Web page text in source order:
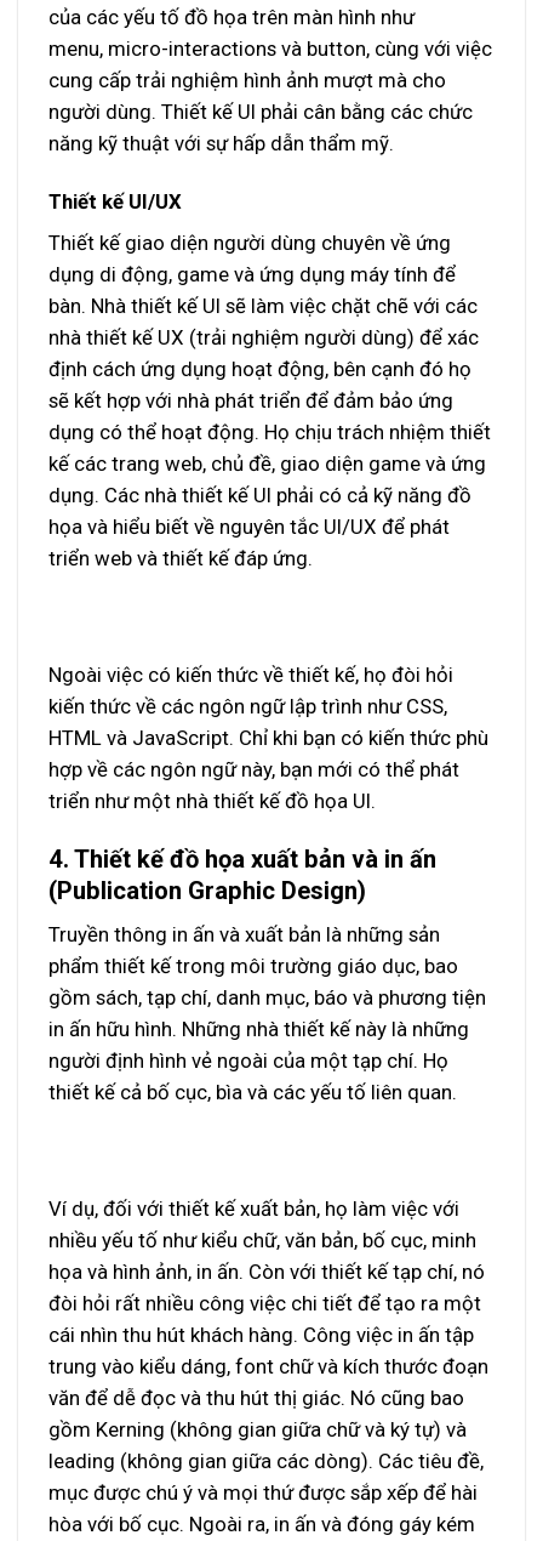
của các yếu tố đồ họa trên màn hình như
menu, micro-interactions và button, cùng với việc
cung cấp trải nghiệm hình ảnh mượt mà cho
người dùng. Thiết kế UI phải cân bằng các chức
năng kỹ thuật với sự hấp dẫn thẩm mỹ.
Thiết kế UI/UX
Thiết kế giao diện người dùng chuyên về ứng
dụng di động, game và ứng dụng máy tính để
bàn. Nhà thiết kế UI sẽ làm việc chặt chẽ với các
nhà thiết kế UX (trải nghiệm người dùng) để xác
định cách ứng dụng hoạt động, bên cạnh đó họ
sẽ kết hợp với nhà phát triển để đảm bảo ứng
dụng có thể hoạt động. Họ chịu trách nhiệm thiết
kế các trang web, chủ đề, giao diện game và ứng
dụng. Các nhà thiết kế UI phải có cả kỹ năng đồ
họa và hiểu biết về nguyên tắc UI/UX để phát
triển web và thiết kế đáp ứng.
Ngoài việc có kiến ​​thức về thiết kế, họ đòi hỏi
kiến ​​thức về các ngôn ngữ lập trình như CSS,
HTML và JavaScript. Chỉ khi bạn có kiến ​​thức phù
hợp về các ngôn ngữ này, bạn mới có thể phát
triển như một nhà thiết kế đồ họa UI.
4. Thiết kế đồ họa xuất bản và in ấn
(Publication Graphic Design)
Truyền thông in ấn và xuất bản là những sản
phẩm thiết kế trong môi trường giáo dục, bao
gồm sách, tạp chí, danh mục, báo và phương tiện
in ấn hữu hình. Những nhà thiết kế này là những
người định hình vẻ ngoài của một tạp chí. Họ
thiết kế cả bố cục, bìa và các yếu tố liên quan.
Ví dụ, đối với thiết kế xuất bản, họ làm việc với
nhiều yếu tố như kiểu chữ, văn bản, bố cục, minh
họa và hình ảnh, in ấn. Còn với thiết kế tạp chí, nó
đòi hỏi rất nhiều công việc chi tiết để tạo ra một
cái nhìn thu hút khách hàng. Công việc in ấn tập
trung vào kiểu dáng, font chữ và kích thước đoạn
văn để dễ đọc và thu hút thị giác. Nó cũng bao
gồm Kerning (không gian giữa chữ và ký tự) và
leading (không gian giữa các dòng). Các tiêu đề,
mục được chú ý và mọi thứ được sắp xếp để hài
hòa với bố cục. Ngoài ra, in ấn và đóng gáy kém